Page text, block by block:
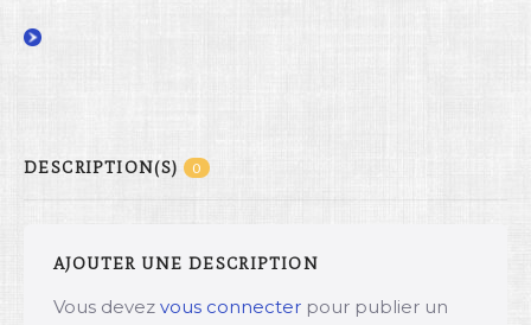
DESCRIPTION(S) 0
AJOUTER UNE DESCRIPTION
Vous devez vous connecter pour publier un